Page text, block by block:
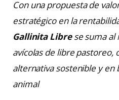
Con una propuesta de
estratégico en la
Gallinita Librese suma al
avícolas de libre pastoreo,
alternativa sostenible y
animal